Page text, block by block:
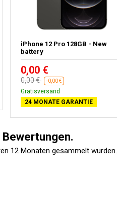
iPhone 12 Pro 128GB - New
battery
0,00 €
0,00 € -0,00 €
Gratisversand
24 MONATE GARANTIE
12 Monaten gesammelt wurden.